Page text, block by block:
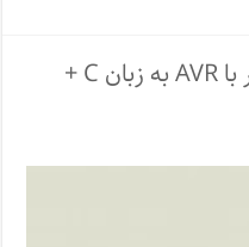
15 پروژه ساده برای شروع کار با AVR به زبان C +